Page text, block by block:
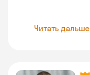
Читать дальше